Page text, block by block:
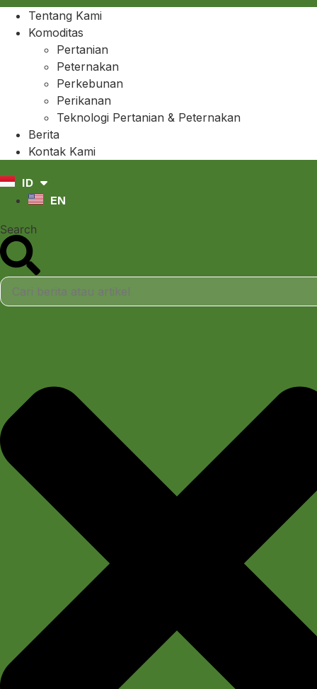
Tentang Kami
Komoditas
Pertanian
Peternakan
Perkebunan
Perikanan
Teknologi Pertanian & Peternakan
Berita
Kontak Kami
ID
EN
Search